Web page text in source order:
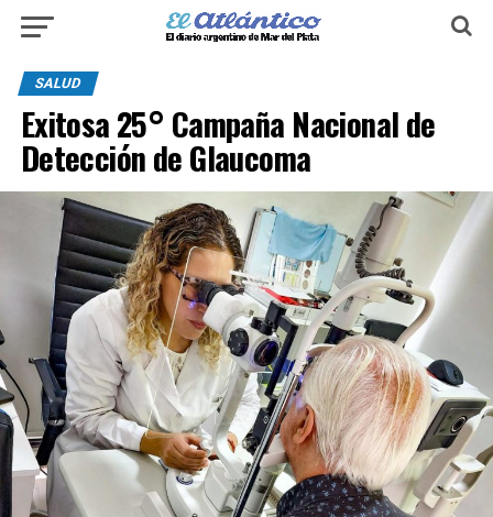
SALUD
Exitosa 25° Campaña Nacional de
Detección de Glaucoma